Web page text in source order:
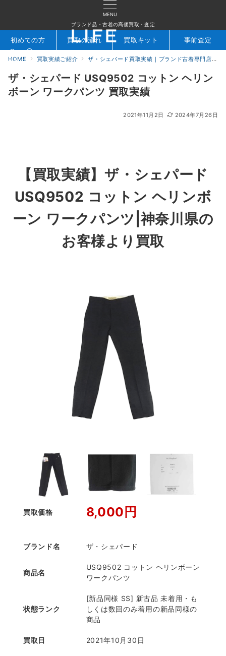
MENU
ブランド品・古着の高価買取・査定
検索 お問合せ
初めての方 買取の流れ 買取キット 事前査定
HOME 買取実績ご紹介 ザ・シェパード買取実績｜ブランド古着専門店LIFE
ザ・シェパード USQ9502 コットン ヘリン
ボーン ワークパンツ 買取実績
2021年11月2日 2024年7月26日
【買取実績】ザ・シェパード
USQ9502 コットン ヘリンボ
ーン ワークパンツ|神奈川県の
お客様より買取
買取価格 8,000円
ブランド名 ザ・シェパード
商品名
USQ9502 コットン ヘリンボーン
ワークパンツ
状態ランク
[新品同様 SS] 新古品 未着用・も
しくは数回のみ着用の新品同様の
商品
買取日 2021年10月30日